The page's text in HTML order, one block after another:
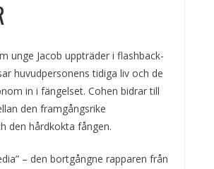
unge Jacob uppträder i flashback-
huvudpersonens tidiga liv och de
in i fängelset. Cohen bidrar till
den framgångsrike
den hårdkokta fången.
– den bortgångne rapparen från